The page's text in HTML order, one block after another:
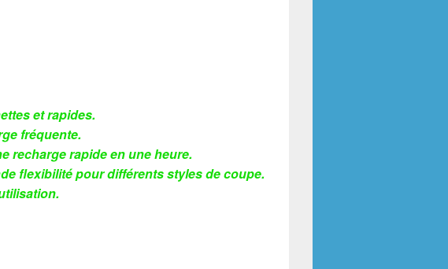
et rapides.
fréquente.
recharge rapide en une heure.
flexibilité pour différents styles de coupe.